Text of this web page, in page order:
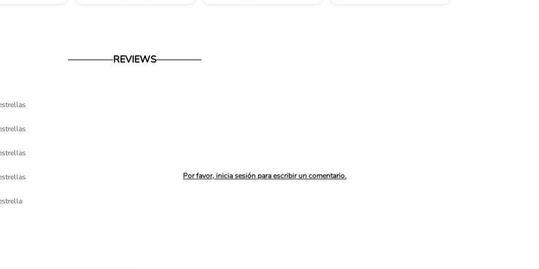
REVIEWS
Por favor, inicia sesión para escribir un comentario.